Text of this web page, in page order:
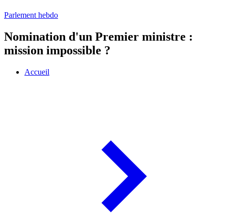
Parlement hebdo
Nomination d'un Premier ministre :
mission impossible ?
Accueil